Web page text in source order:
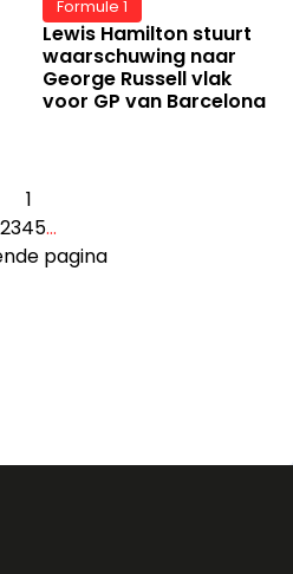
Formule 1
Lewis Hamilton stuurt
waarschuwing naar
George Russell vlak
voor GP van Barcelona
1
2345…
pagina